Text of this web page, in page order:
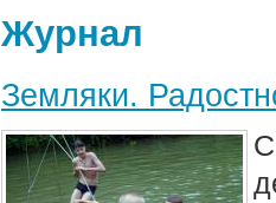
Журнал
Земляки.